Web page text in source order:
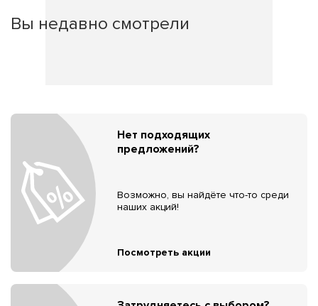
Вы недавно смотрели
Нет подходящих
предложений?
Возможно, вы найдёте что-то среди
наших акций!
Посмотреть акции